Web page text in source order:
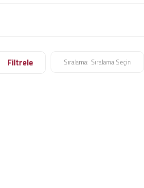
Filtrele Sıralama: Sıralama Seçin